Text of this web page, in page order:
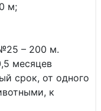
м;
– 200 м.
месяцев
срок, от одного
к